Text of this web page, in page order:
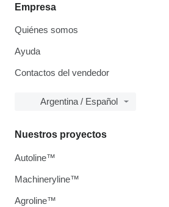
Empresa
Quiénes somos
Ayuda
Contactos del vendedor
Argentina / Español
Nuestros proyectos
Autoline™
Machineryline™
Agroline™